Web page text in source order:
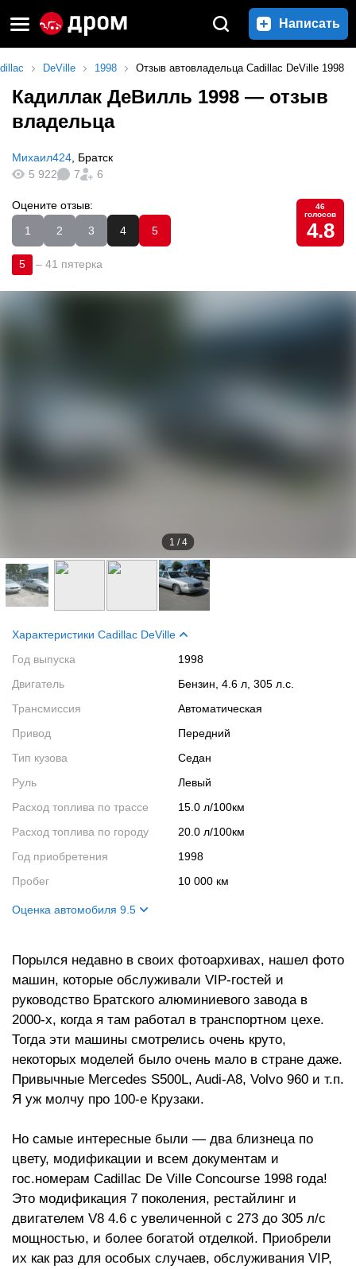
Написать
DeVille 1998 Отзыв автовладельца Cadillac DeVille 1998
Кадиллак ДеВилль 1998 — отзыв
владельца
Михаил424 Братск
5 922
7 6
Оцените отзыв:
1
2 3 4 5
46
голосов
4.8
5 – 41 пятерка
1 /4
Характеристики Cadillac DeVille
Год выпуска
1998
Двигатель
Бензин, 4.6 л, 305 л.с.
Трансмиссия
Автоматическая
Привод
Передний
Тип кузова
Седан
Руль
Левый
Расход топлива по трассе
15.0 л/100км
Расход топлива по городу
20.0 л/100км
Год приобретения
1998
Пробег
10 000 км
Оценка автомобиля 9.5
Салон
10
Двигатель
9
Ходовые качества
9
Порылся недавно в своих фотоархивах, нашел фото
машин, которые обслуживали VIP-гостей и
руководство Братского алюминиевого завода в
2000-х, когда я там работал в транспортном цехе.
Тогда эти машины смотрелись очень круто,
некоторых моделей было очень мало в стране даже.
Привычные Mercedes S500L, Audi-A8, Volvo 960 и т.п.
Я уж молчу про 100-е Крузаки.
Но самые интересные были — два близнеца по
цвету, модификации и всем документам и
гос.номерам Cadillac De Ville Concourse 1998 года!
Это модификация 7 поколения, рестайлинг и
двигателем V8 4.6 с увеличенной с 273 до 305 л/с
мощностью, и более богатой отделкой. Приобрели
их как раз для особых случаев, обслуживания VIP,